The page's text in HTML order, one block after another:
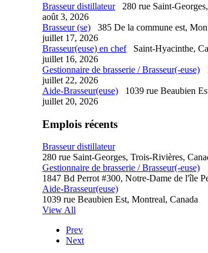
Brasseur distillateur 280 rue Saint-
août 3, 2026
Brasseur (se)
385 De la commune est,
juillet 17, 2026
Brasseur(euse) en chef
Saint-Hyacinthe,
juillet 16, 2026
Gestionnaire de brasserie / Brasseur(-euse)
juillet 22, 2026
Aide-Brasseur(euse)
1039 rue Beaubien
juillet 20, 2026
Emplois récents
Brasseur distillateur
280 rue Saint-Georges, Trois-Rivières,
Gestionnaire de brasserie / Brasseur(-euse)
1847 Bd Perrot #300, Notre-Dame de l'île
Aide-Brasseur(euse)
1039 rue Beaubien Est, Montreal, Canada
View All
Prev
Next